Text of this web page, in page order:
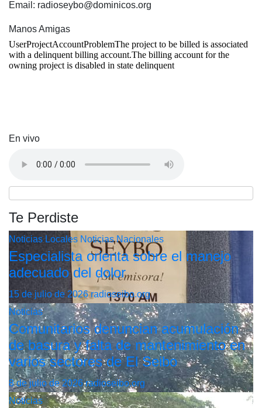
Email: radioseybo@dominicos.org
Manos Amigas
En vivo
Te Perdiste
Noticias Locales Noticias Nacionales
Especialista orienta sobre el manejo
adecuado del dolor
15 de julio de 2026radioseibo.org
Noticias
Comunitarios denuncian acumulación
de basura y falta de mantenimiento en
varios sectores de El Seibo
8 de julio de 2026radioseibo.org
Noticias